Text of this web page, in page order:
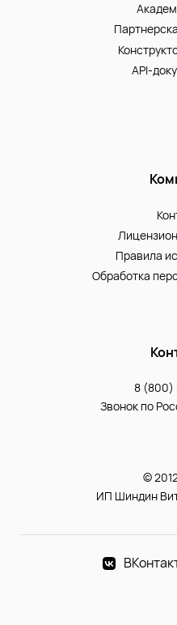
API-
Правила
Обработка
8 (800)
Звонок по
©
ИП Шиндин